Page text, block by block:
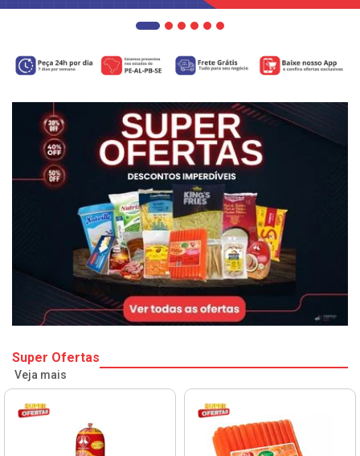
Super Ofertas
Veja mais